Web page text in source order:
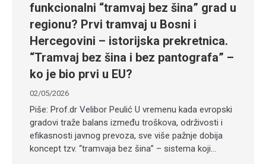
funkcionalni “tramvaj bez šina” grad u
regionu? Prvi tramvaj u Bosni i
Hercegovini – istorijska prekretnica.
“Tramvaj bez šina i bez pantografa” –
ko je bio prvi u EU?
02/05/2026
Piše: Prof.dr Velibor Peulić U vremenu kada evropski
gradovi traže balans između troškova, održivosti i
efikasnosti javnog prevoza, sve više pažnje dobija
koncept tzv. “tramvaja bez šina” – sistema koji…